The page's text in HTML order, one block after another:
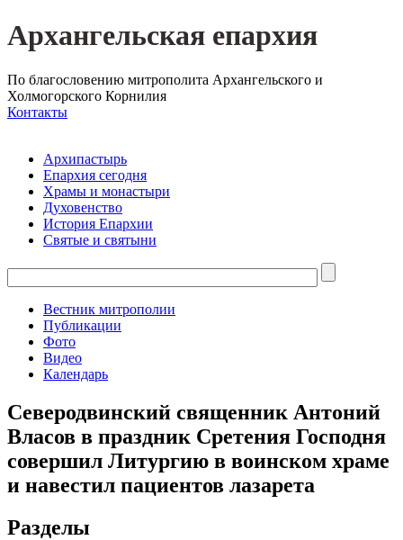
Архангельская епархия
По благословению митрополита Архангельского и
Холмогорского Корнилия
Контакты
Архипастырь
Епархия сегодня
Храмы и монастыри
Духовенство
История Епархии
Святые и святыни
Вестник митрополии
Публикации
Фото
Видео
Календарь
Северодвинский священник Антоний
Власов в праздник Сретения Господня
совершил Литургию в воинском храме
и навестил пациентов лазарета
Разделы